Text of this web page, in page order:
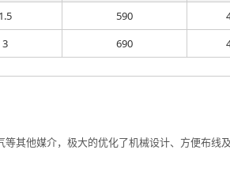
1.5 590
3 690
其他媒介，极大的优化了机械设计、方便布